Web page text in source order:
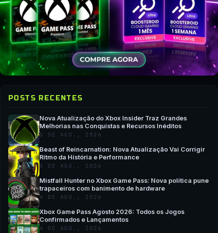
POSTS RECENTES
Nova Atualização do Xbox Insider Traz Grandes
Melhorias nas Conquistas e Recursos Inéditos
5 DE AGO., 2026
Beast of Reincarnation: Nova Atualização Vai Corrigir
Ritmo da História e Performance
5 DE AGO., 2026
Mistfall Hunter no Xbox Game Pass: Nova política pune
trapaceiros com banimento de hardware
4 DE AGO., 2026
Xbox Game Pass Agosto 2026: Todos os Jogos
Confirmados e Lançamentos
4 DE AGO., 2026